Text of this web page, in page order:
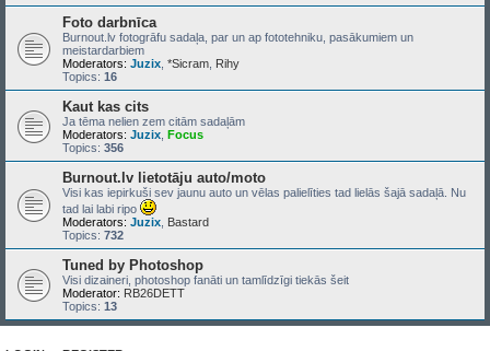
Foto darbnīca
Burnout.lv fotogrāfu sadaļa, par un ap fototehniku, pasākumiem un
meistardarbiem
Moderators: Juzix *Sicram Rihy
Topics: 16
Kaut kas cits
Ja tēma nelien zem citām sadaļām
Moderators: Juzix Focus
Topics: 356
Burnout.lv lietotāju auto/moto
Visi kas iepirkuši sev jaunu auto un vēlas palielīties tad lielās šajā sadaļā. Nu
tad lai labi ripo
Moderators: Juzix Bastard
Topics: 732
Tuned by Photoshop
Visi dizaineri, photoshop fanāti un tamlīdzīgi tiekās šeit
Moderator: RB26DETT
Topics: 13